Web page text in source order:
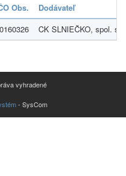
Obs.
Dodávateľ
CK SLNIEČKO, spol. s
vyhradené
- SysCom